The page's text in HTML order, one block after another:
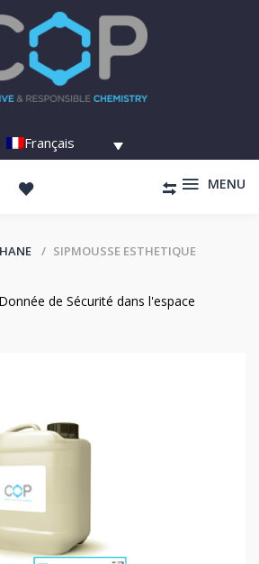
Français
MENU
SIPMOUSSE ESTHETIQUE
de Sécurité dans l'espace